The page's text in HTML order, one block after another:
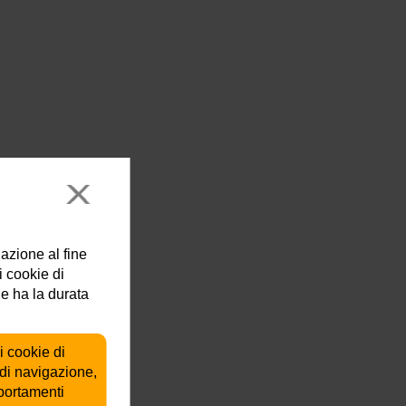
al fine
cookie di
ha la durata
cookie di
navigazione,